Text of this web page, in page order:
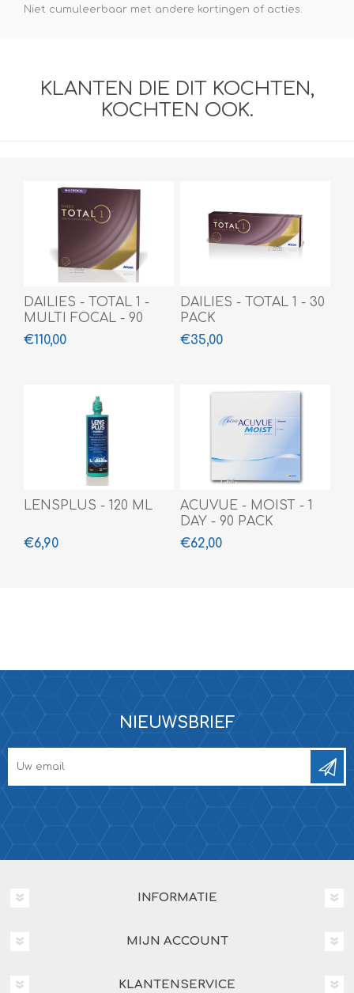
Niet cumuleerbaar met andere kortingen of acties.
KLANTEN DIE DIT KOCHTEN,
KOCHTEN OOK.
DAILIES - TOTAL 1 -
MULTI FOCAL - 90
PACK
€110,00
DAILIES - TOTAL 1 - 30
PACK
€35,00
LENSPLUS - 120 ML
€6,90
ACUVUE - MOIST - 1
DAY - 90 PACK
€62,00
NIEUWSBRIEF
INFORMATIE
MIJN ACCOUNT
KLANTENSERVICE